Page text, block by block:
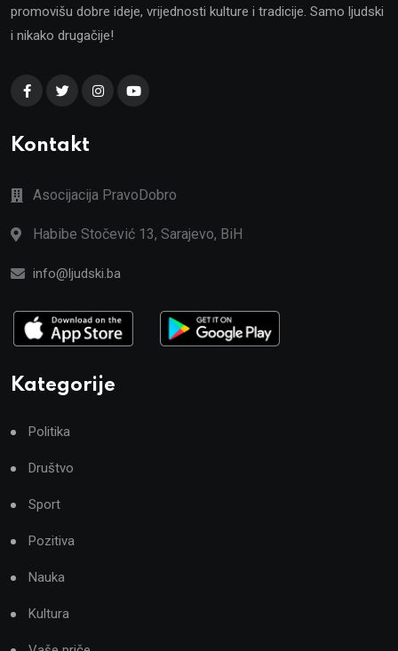
promovišu dobre ideje, vrijednosti kulture i tradicije. Samo ljudski
i nikako drugačije!
Kontakt
Asocijacija PravoDobro
Habibe Stočević 13, Sarajevo, BiH
info@ljudski.ba
Kategorije
Politika
Društvo
Sport
Pozitiva
Nauka
Kultura